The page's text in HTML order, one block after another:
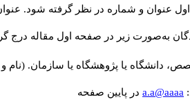
عنوان و شماره در نظر گرفته شود.
به‌صورت زیر در صفحه اول مقاله درج
دانشگاه یا پژوهشگاه یا سازمان. (نام
a.a@aaaa در پايين صفحه